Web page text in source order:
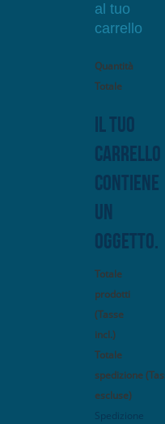
al tuo
carrello
Quantità
Totale
Il tuo
carrello
contiene
un
oggetto.
Totale
prodotti
(Tasse
incl.)
Totale
spedizione
escluse)
Spedizione